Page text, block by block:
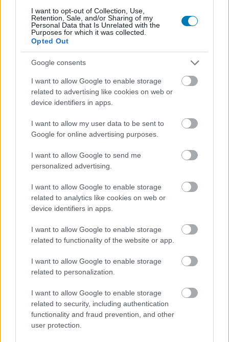
I want to opt-out of Collection, Use,
Retention, Sale, and/or Sharing of my
Personal Data that Is Unrelated with the
Purposes for which it was collected.
Opted Out
Google consents
I want to allow Google to enable storage
related to advertising like cookies on web or
device identifiers in apps.
I want to allow my user data to be sent to
Google for online advertising purposes.
I want to allow Google to send me
personalized advertising.
I want to allow Google to enable storage
related to analytics like cookies on web or
device identifiers in apps.
I want to allow Google to enable storage
related to functionality of the website or app.
I want to allow Google to enable storage
related to personalization.
I want to allow Google to enable storage
related to security, including authentication
functionality and fraud prevention, and other
user protection.
fogadni arra, hogy nem. Ennek ellenére a Witcher
rajongói még így is bőven jobban járnak, mint akár az
Elder Scrolls fanok
hatodik résszel, vagy épp a Fable-re szintén elég régóta
váró játékosok, amitépp tegnap halasztottak el ismét.
hangulata – Jön a második forduló! (X)
Július végén folytatódik a balatoni strandröplabda-
#cdpr